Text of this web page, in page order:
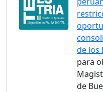
de los
para
de